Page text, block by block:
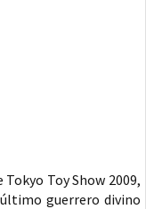
Toy Show 2009,
guerrero divino